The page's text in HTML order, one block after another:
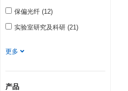
保偏光纤 (12)
实验室研究及科研 (21)
更多
产品